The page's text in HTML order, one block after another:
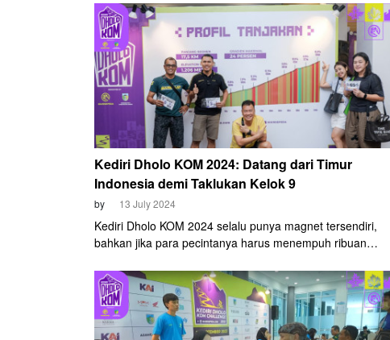
Pada seri pembuka Antangin Bromo KOM X, Dewika yang
tampil sebagai pemenang dan memaksa Magh Firotika
puas di posisi kedua. Akan tetapi, situasi tersebut berbalik
arah ketika seri kedua East Java Trilogy, Kediri Dholo KOM
2024.
Kediri Dholo KOM 2024: Datang dari Timur
Indonesia demi Taklukan Kelok 9
by 13 July 2024
Kediri Dholo KOM 2024 selalu punya magnet tersendiri,
bahkan jika para pecintanya harus menempuh ribuan
oleh empat cyclist asal Manokwari, Papua Barat.
Keempatnya tergabung dalam komunitas Manokwari Bike
Assosiation Cycling Club (MBA).